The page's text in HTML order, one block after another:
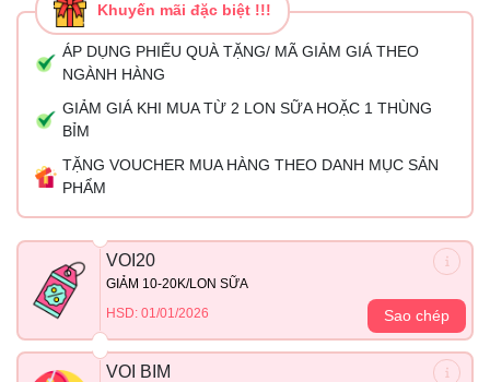
Khuyến mãi đặc biệt !!!
ÁP DỤNG PHIẾU QUÀ TẶNG/ MÃ GIẢM GIÁ THEO
NGÀNH HÀNG
GIẢM GIÁ KHI MUA TỪ 2 LON SỮA HOẶC 1 THÙNG
BỈM
TẶNG VOUCHER MUA HÀNG THEO DANH MỤC SẢN
PHẨM
VOI20
GIẢM 10-20K/LON SỮA
HSD: 01/01/2026
Sao chép
VOI BIM